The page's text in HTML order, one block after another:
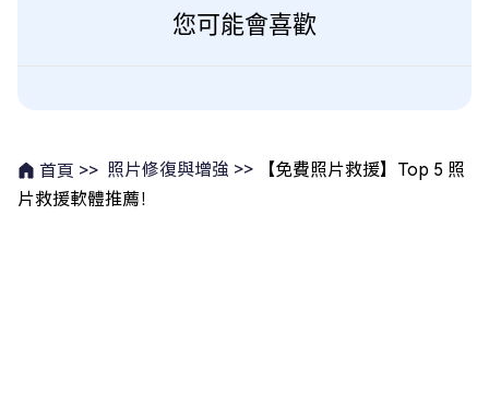
您可能會喜歡
首頁 >> 照片修復與增強 >>
【免費照片救援】Top 5 照
片救援軟體推薦！